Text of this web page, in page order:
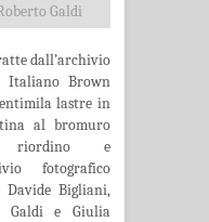
Galdi
dall’archivio
Italiano Brown
lastre in
al bromuro
riordino e
fotografico
Bigliani,
Galdi e Giulia